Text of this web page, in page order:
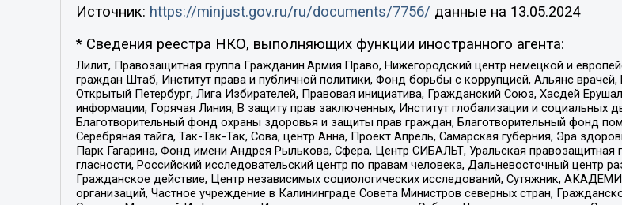
Источник: https://minjust.gov.ru/ru/documents/7756/ данные на 13.05.2024
* Сведения реестра НКО, выполняющих функции иностранного агента:
Лилит, Правозащитная группа Гражданин.Армия.Право, Нижегородский центр немецкой и
граждан Штаб, Институт права и публичной политики, Фонд борьбы с коррупцией, Альянс
Открытый Петербург, Лига Избирателей, Правовая инициатива, Гражданский Союз, Хасдей
информации, Горячая Линия, В защиту прав заключенных, Институт глобализации и
Благотворительный фонд охраны здоровья и защиты прав граждан, Благотворительный фонд
Серебряная тайга, Так-Так-Так, Сова, центр Анна, Проект Апрель, Самарская губерния, Эра
Парк Гагарина, Фонд имени Андрея Рылькова, Сфера, Центр СИБАЛЬТ, Уральская
гласности, Российский исследовательский центр по правам человека, Дальневосточный центр
Гражданское действие, Центр независимых социологических исследований, Сутяжник,
организаций, Частное учреждение в Калининграде Совета Министров северных стран,